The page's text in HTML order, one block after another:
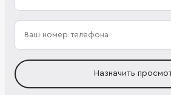
Назначить